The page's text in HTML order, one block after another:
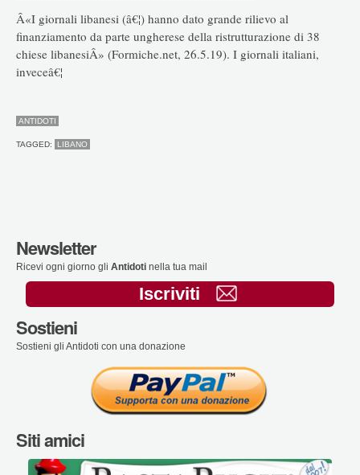
Â«I giornali libanesi (â€¦) hanno dato grande rilievo al
finanziamento da parte ungherese della ristrutturazione di 38
chiese libanesiÂ» (Formiche.net, 26.5.19). I giornali italiani,
inveceâ€¦
ANTIDOTI
TAGGED: LIBANO
Newsletter
Ricevi ogni giorno gli Antidoti nella tua mail
Iscriviti
Sostieni
Sostieni gli Antidoti con una donazione
Siti amici